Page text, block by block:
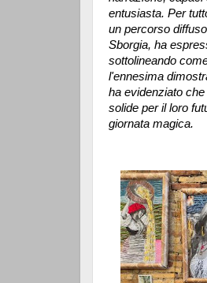
entusiasta. Per
un percorso
Sborgia, ha
sottolineando
l'ennesima
ha evidenziato
solide per il loro
giornata magica.